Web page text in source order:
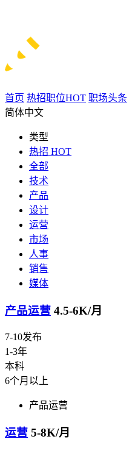
首页 热招职位HOT 职场头条
简体中文
类型
热招 HOT
全部
技术
产品
设计
运营
市场
人事
销售
媒体
产品运营 4.5-6K/月
7-10发布
1-3年
本科
6个月以上
产品运营
运营 5-8K/月